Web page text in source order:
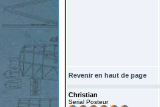
Revenir en haut de page
Christian
Serial Posteur